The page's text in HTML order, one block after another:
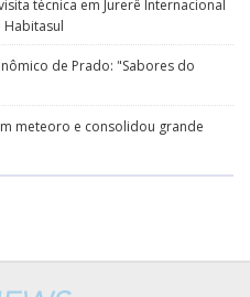
técnica em Jurerê Internacional
de Prado: "Sabores do
meteoro e consolidou grande